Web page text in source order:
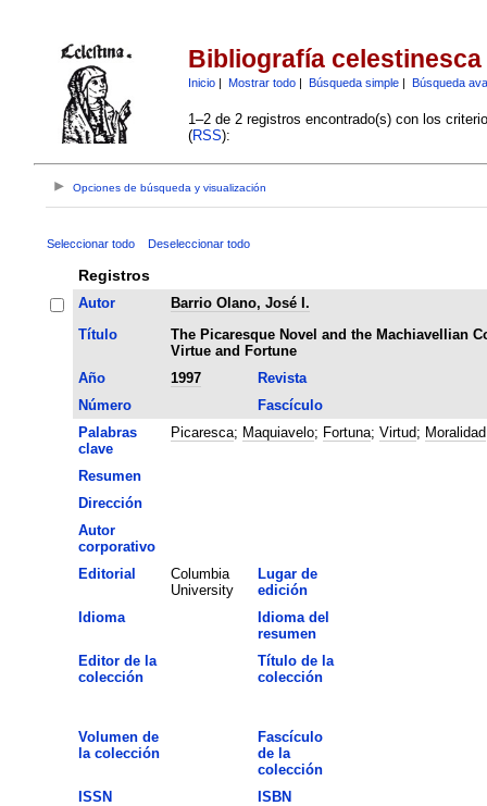
Bibliografía celestinesca
Inicio| Mostrar todo| Búsqueda simple| Búsqueda
1–2 de 2 registros encontrado(s) con los
(RSS):
Opciones de búsqueda y visualización
Seleccionar todo Deseleccionar todo
Registros
Autor
Barrio Olano, José I.
Título
The Picaresque Novel and the Machiavellian
Virtue and Fortune
Año
1997
Revista
Número
Fascículo
Palabras
clave
Picaresca; Maquiavelo; Fortuna; Virtud; Moralidad
Resumen
Dirección
Autor
corporativo
Editorial
Columbia
University
Lugar de
edición
Idioma
Idioma del
resumen
Editor de la
colección
Título de la
colección
Volumen de
la colección
Fascículo
de la
colección
ISSN
ISBN